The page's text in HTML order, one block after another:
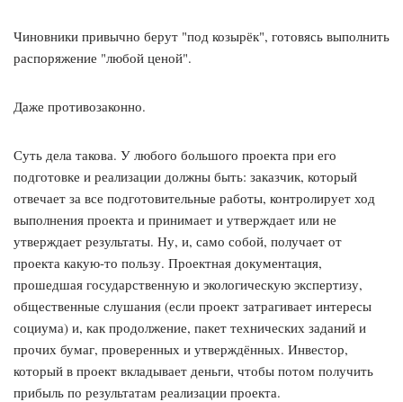
Чиновники привычно берут "под козырёк", готовясь выполнить
распоряжение "любой ценой".
Даже противозаконно.
Суть дела такова. У любого большого проекта при его
подготовке и реализации должны быть: заказчик, который
отвечает за все подготовительные работы, контролирует ход
выполнения проекта и принимает и утверждает или не
утверждает результаты. Ну, и, само собой, получает от
проекта какую-то пользу. Проектная документация,
прошедшая государственную и экологическую экспертизу,
общественные слушания (если проект затрагивает интересы
социума) и, как продолжение, пакет технических заданий и
прочих бумаг, проверенных и утверждённых. Инвестор,
который в проект вкладывает деньги, чтобы потом получить
прибыль по результатам реализации проекта.